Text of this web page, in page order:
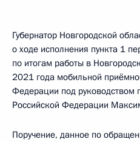
Губернатор Новгородской
о ходе исполнения пункта 1
по итогам работы в
2021 года мобильной
Федерации под руководством
Российской Федерации
Поручение, данное по